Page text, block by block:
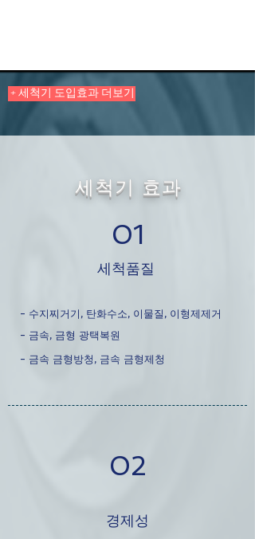
+ 세척기 도입효과 더보기
세척기 효과
01
​세척품질
- 수지찌거기, 탄화수소, 이물질, 이형제제거
- 금속, 금형 광택복원
- 금속 금형방청, 금속 금형제청
02
경제성